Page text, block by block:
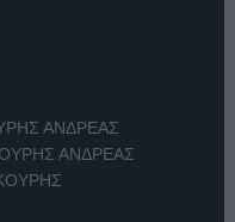
ΑΝΔΡΕΑΣ
ΑΝΔΡΕΑΣ